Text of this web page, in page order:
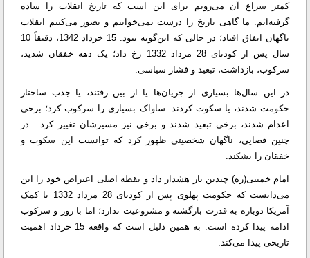
کمتر سراغ آن می‌رویم برای این است که تاریخ انقلاب را ساده‌
گرفته‌ایم. ما گاهی تاریخ را درست نمی‌خوانیم و تصور می‌کنیم انقلاب
ناگهان اتفاق افتاد؛ در حالی که این‌گونه نبود. 15 خرداد 1342، دقیقاً 10
سال پس از کودتای 28 مرداد 1332 رخ داد؛ یک دهه خفقان شدید،
سرکوب، بازداشت، تبعید و فشار سیاسی.
در این سال‌ها بسیاری از جریان‌ها یا از بین رفتند، یا جذب ساختار
حکومت شدند، یا سکوت کردند. ساواک بسیاری را سرکوب کرد؛ برخی
اعدام شدند، برخی تبعید شدند و برخی نیز مسیرشان تغییر کرد. در
چنین فضایی، ناگهان شخصیتی ظهور کرد که توانست این سکوت و
خفقان را بشکند.
امام خمینی(ره) چندین بار هشدار داد و نقطه اصلی اعتراض خود را این
می‌دانست که حکومت پهلوی پس از کودتای 28 مرداد 1332 با کمک
آمریکا دوباره به قدرت بازگشته و مشروعیت ندارد؛ اما با زور و سرکوب
ادامه پیدا کرده است. به همین دلیل است که واقعه 15 خرداد اهمیت
تاریخی پیدا می‌کند.